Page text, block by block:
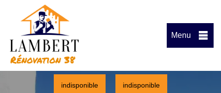
Menu
indisponible indisponible